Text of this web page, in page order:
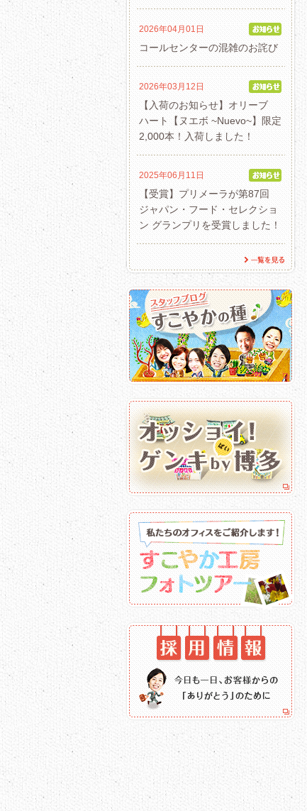
2026年04月01日
コールセンターの混雑のお詫び
2026年03月12日
【入荷のお知らせ】オリーブ
ハート【ヌエボ ~Nuevo~】限定
2,000本！入荷しました！
2025年06月11日
【受賞】プリメーラが第87回
ジャパン・フード・セレクショ
ン グランプリを受賞しました！